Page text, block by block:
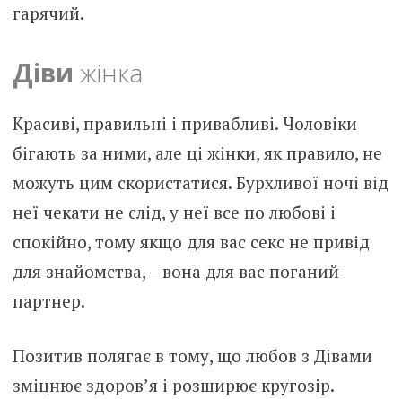
гарячий.
Діви жінка
Красиві, правильні і привабливі. Чоловіки
бігають за ними, але ці жінки, як правило, не
можуть цим скористатися. Бурхливої ночі від
неї чекати не слід, у неї все по любові і
спокійно, тому якщо для вас секс не привід
для знайомства, – вона для вас поганий
партнер.
Позитив полягає в тому, що любов з Дівами
зміцнює здоров’я і розширює кругозір.